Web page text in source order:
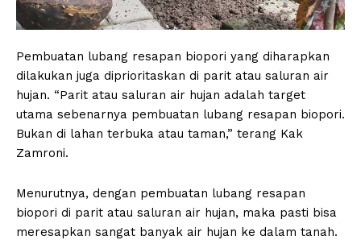
Pembuatan lubang resapan biopori yang diharapkan
dilakukan juga diprioritaskan di parit atau saluran air
hujan. “Parit atau saluran air hujan adalah target
utama sebenarnya pembuatan lubang resapan biopori.
Bukan di lahan terbuka atau taman,” terang Kak
Zamroni.
Menurutnya, dengan pembuatan lubang resapan
biopori di parit atau saluran air hujan, maka pasti bisa
meresapkan sangat banyak air hujan ke dalam tanah.